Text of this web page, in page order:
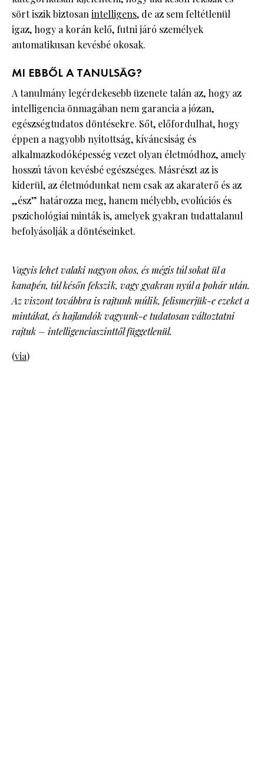
sört iszik biztosanintelligens, de az sem feltétlenül
igaz, hogy a korán kelő, futni járó személyek
automatikusan kevésbé okosak.
MI EBBŐL A TANULSÁG?
A tanulmány legérdekesebb üzenete talán az, hogy az
intelligencia önmagában nem garancia a józan,
egészségtudatos döntésekre. Sőt, előfordulhat, hogy
éppen a nagyobb nyitottság, kíváncsiság és
alkalmazkodóképesség vezet olyan életmódhoz, amely
hosszú távon kevésbé egészséges. Másrészt az is
kiderül, az életmódunkat nem csak az akaraterő és az
„ész” határozza meg, hanem mélyebb, evolúciós és
pszichológiai minták is, amelyek gyakran tudattalanul
befolyásolják a döntéseinket.
Vagyis lehet valaki nagyon okos, és mégis túl sokat ül a
kanapén, túl későn fekszik, vagy gyakran nyúl a pohár után.
Az viszont továbbra is rajtunk múlik, felismerjük-e ezeket a
mintákat, és hajlandók vagyunk-e tudatosan változtatni
rajtuk – intelligenciaszinttől függetlenül.
(via)